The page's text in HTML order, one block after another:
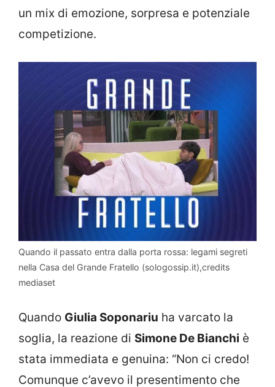
un mix di emozione, sorpresa e potenziale
competizione.
Quando il passato entra dalla porta rossa: legami segreti
nella Casa del Grande Fratello (sologossip.it),credits
mediaset
Quando Giulia Soponariu ha varcato la
soglia, la reazione di Simone De Bianchi è
stata immediata e genuina: “Non ci credo!
Comunque c’avevo il presentimento che